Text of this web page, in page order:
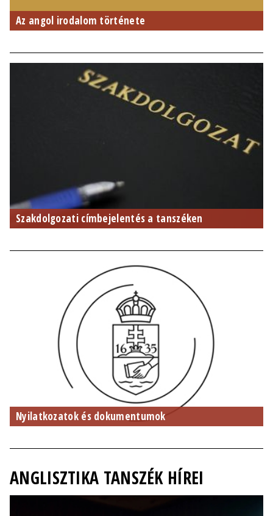
Az angol irodalom története
Szakdolgozati címbejelentés a tanszéken
Nyilatkozatok és dokumentumok
ANGLISZTIKA TANSZÉK HÍREI